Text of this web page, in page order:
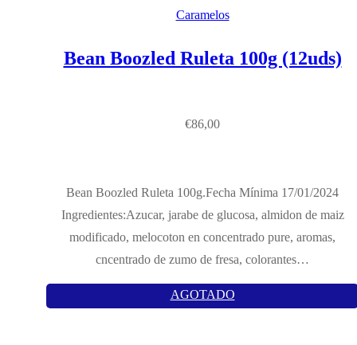
Caramelos
Bean Boozled Ruleta 100g (12uds)
€86,00
Bean Boozled Ruleta 100g.Fecha Mínima 17/01/2024
Ingredientes:Azucar, jarabe de glucosa, almidon de maiz
modificado, melocoton en concentrado pure, aromas,
cncentrado de zumo de fresa, colorantes…
AGOTADO